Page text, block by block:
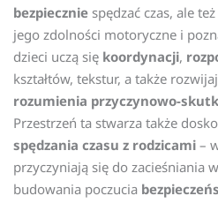
bezpiecznie spędzać czas, ale
jego zdolności motoryczne i
dzieci uczą się koordynacji,
kształtów, tekstur, a także
rozumienia przyczynowo-
Przestrzeń ta stwarza także
spędzania czasu z rodzicami –
przyczyniają się do zacieśniania
budowania poczucia